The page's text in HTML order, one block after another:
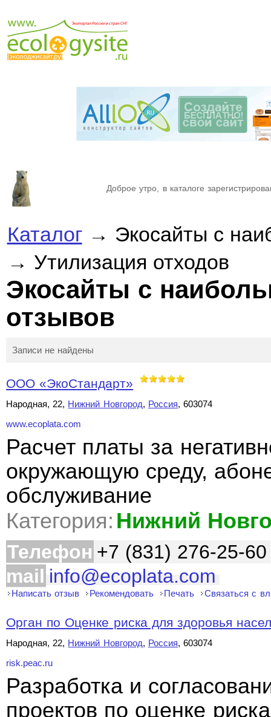
Доброе утро, в каталоге
Каталог→ Экосайты с
→ Утилизация отходов
Экосайты с
отзывов
Записи не найдены
ООО «ЭкоСтандарт»
Народная, 22, Нижний Новгород, Россия, 603074
www.ecoplata.com
Расчет платы за
окружающую среду,
обслуживание
Категория: Нижний
Телефон +7 (831) 276-25-60
mail info@ecoplata.com
Написать отзыв Рекомендовать Печать Связаться с
Орган по Оценке риска для здоровья
Народная, 22, Нижний Новгород, Россия, 603074
risk.peac.ru
Разработка и
проектов по оценке